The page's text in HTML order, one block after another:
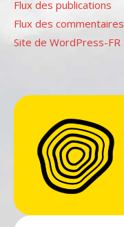
Flux des publications
Flux des commentaires
Site de WordPress-FR